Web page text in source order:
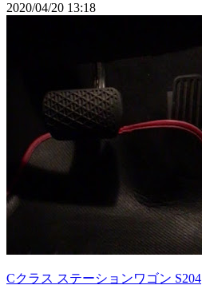
2020/04/20 13:18
Cクラス ステーションワゴン S204